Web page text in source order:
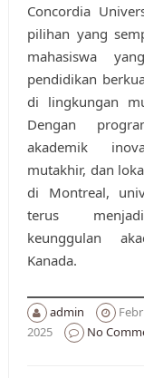
Concordia
pilihan yang
mahasiswa
pendidikan
di lingkungan
Dengan
akademik
mutakhir, dan
di Montreal,
terus
keunggulan
Kanada.
admin
2025
No